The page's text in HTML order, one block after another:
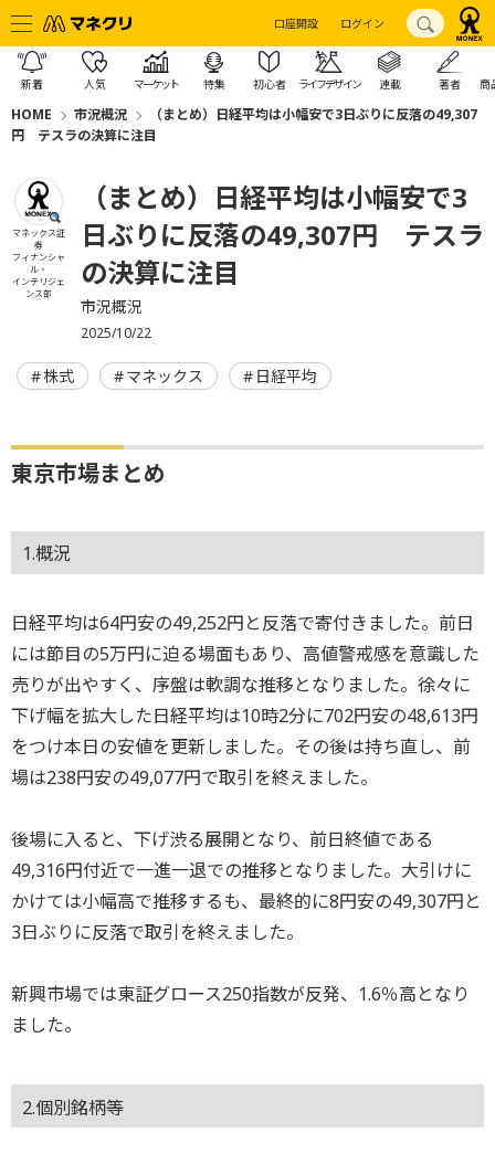
口座開設 ログイン
新着 人気 マーケット 特集 初心者 ライフデザイン 連載 著者 商
HOME 市況概況
（まとめ）日経平均は小幅安で3日ぶりに反落の49,307
円 テスラの決算に注目
マネックス証
券
フィナンシャ
ル・
インテリジェ
ンス部
（まとめ）日経平均は小幅安で3
日ぶりに反落の49,307円 テスラ
の決算に注目
市況概況
2025/10/22
株式 マネックス 日経平均
東京市場まとめ
1.概況
日経平均は64円安の49,252円と反落で寄付きました。前日
には節目の5万円に迫る場面もあり、高値警戒感を意識した
売りが出やすく、序盤は軟調な推移となりました。徐々に
下げ幅を拡大した日経平均は10時2分に702円安の48,613円
をつけ本日の安値を更新しました。その後は持ち直し、前
場は238円安の49,077円で取引を終えました。
後場に入ると、下げ渋る展開となり、前日終値である
49,316円付近で一進一退での推移となりました。大引けに
かけては小幅高で推移するも、最終的に8円安の49,307円と
3日ぶりに反落で取引を終えました。
新興市場では東証グロース250指数が反発、1.6％高となり
ました。
2.個別銘柄等